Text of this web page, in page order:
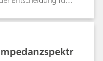
Schritt bei der
der
mittels der
Modells zu den